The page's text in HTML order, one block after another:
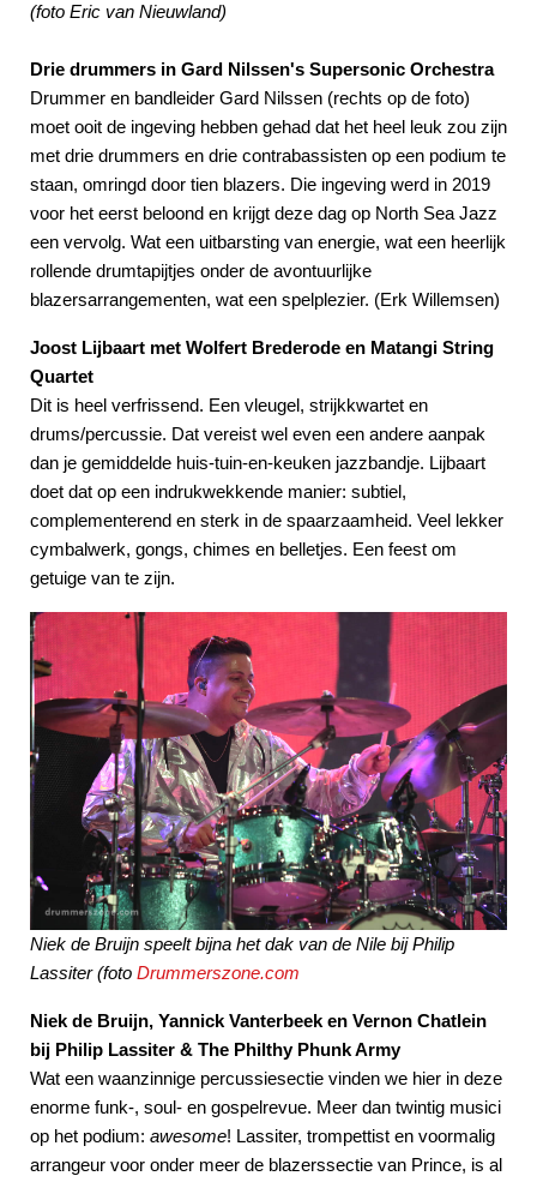
(foto Eric van Nieuwland)
Drie drummers in Gard Nilssen's Supersonic Orchestra
Drummer en bandleider Gard Nilssen (rechts op de foto)
moet ooit de ingeving hebben gehad dat het heel leuk zou zijn
met drie drummers en drie contrabassisten op een podium te
staan, omringd door tien blazers. Die ingeving werd in 2019
voor het eerst beloond en krijgt deze dag op North Sea Jazz
een vervolg. Wat een uitbarsting van energie, wat een heerlijk
rollende drumtapijtjes onder de avontuurlijke
blazersarrangementen, wat een spelplezier. (Erk Willemsen)
Joost Lijbaart met Wolfert Brederode en Matangi String
Quartet
Dit is heel verfrissend. Een vleugel, strijkkwartet en
drums/percussie. Dat vereist wel even een andere aanpak
dan je gemiddelde huis-tuin-en-keuken jazzbandje. Lijbaart
doet dat op een indrukwekkende manier: subtiel,
complementerend en sterk in de spaarzaamheid. Veel lekker
cymbalwerk, gongs, chimes en belletjes. Een feest om
getuige van te zijn.
Niek de Bruijn speelt bijna het dak van de Nile bij Philip
Lassiter (foto Drummerszone.com
Niek de Bruijn, Yannick Vanterbeek en Vernon Chatlein
bij Philip Lassiter & The Philthy Phunk Army
Wat een waanzinnige percussiesectie vinden we hier in deze
enorme funk-, soul- en gospelrevue. Meer dan twintig musici
op het podium: awesome! Lassiter, trompettist en voormalig
arrangeur voor onder meer de blazerssectie van Prince, is al